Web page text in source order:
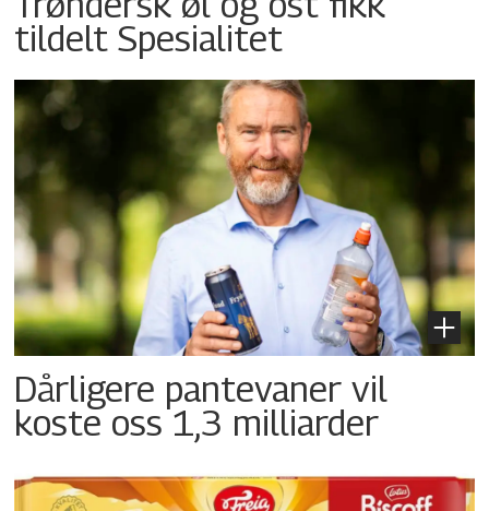
tildelt Spesialitet
Dårligere pantevaner vil
koste oss 1,3 milliarder